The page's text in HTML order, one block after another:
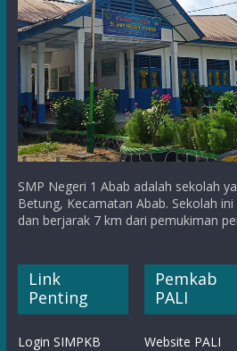
SMP Negeri 1 Abab adalah sekolah
Betung, Kecamatan Abab. Sekolah
dan berjarak 7 km dari pemukiman
Link
Penting
Login SIMPKB
Pemkab
PALI
Website PALI